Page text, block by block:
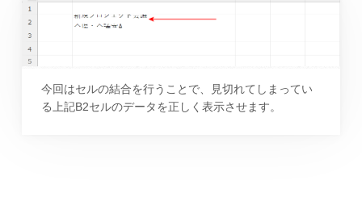
今回はセルの結合を行うことで、見切れてしまってい
る上記B2セルのデータを正しく表示させます。